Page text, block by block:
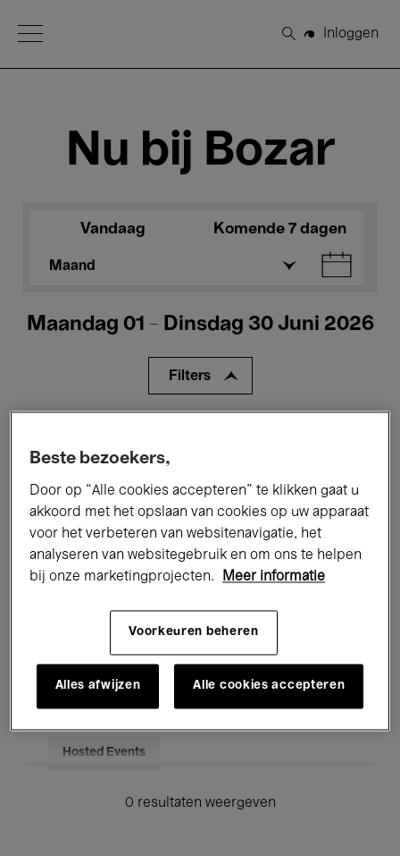
Open Menu
Zoeken
Inloggen
Nu bij Bozar
Vandaag Komende 7 dagen
Maand
Maandag 01 - Dinsdag 30 Juni 2026
Filters
Performances Lezingen & Debatten
Jazz Klassieke Muziek Global Music
Onderwijs Rondleidingen
Hosted Events
0 resultaten weergeven
Beste bezoekers,
Door op “Alle cookies accepteren” te klikken gaat u
akkoord met het opslaan van cookies op uw apparaat
voor het verbeteren van websitenavigatie, het
analyseren van websitegebruik en om ons te helpen
bij onze marketingprojecten.
Meer informatie
Voorkeuren beheren
Alles afwijzen Alle cookies accepteren